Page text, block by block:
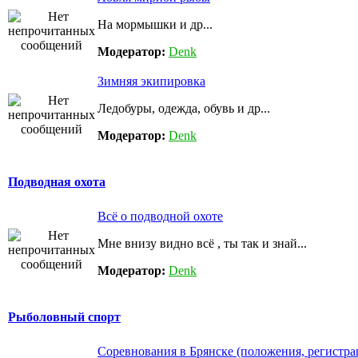
На мормышки и др...
Модератор: Denk
Зимняя экипировка
Ледобуры, одежда, обувь и др...
Модератор: Denk
Подводная охота
Всё о подводной охоте
Мне внизу видно всё , ты так и знай...
Модератор: Denk
Рыболовный спорт
Соревнования в Брянске (положения,